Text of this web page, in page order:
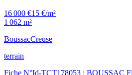
16 000 €15 €/m²
1 062 m²
BoussacCreuse
terrain
Fiche N°Id-TCT178053 : BOUSSAC